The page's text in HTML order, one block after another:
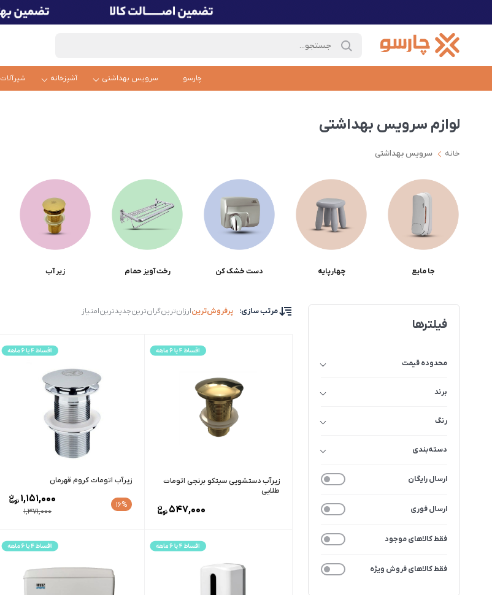
چارسو سرویس بهداشتی آشپزخانه شیرآلات
لوازم سرویس بهداشتی
خانه سرویس بهداشتی
جا مایع چهارپایه دست خشک کن رخت آویز حمام زیر آب
مرتب سازی: پرفروش‌ترینارزان‌ترینگران‌ترینجدیدترینامتیاز
زیرآب دستشویی سیتکو برنجی اتومات
طلایی
547,000
زیرآب اتومات کروم قهرمان
16%
1,371,000
1,151,000
فیلترها
محدوده قیمت
برند
رنگ
دسته‌بندی
ارسال رایگان
ارسال فوری
فقط کالاهای موجود
فقط کالاهای فروش ویژه